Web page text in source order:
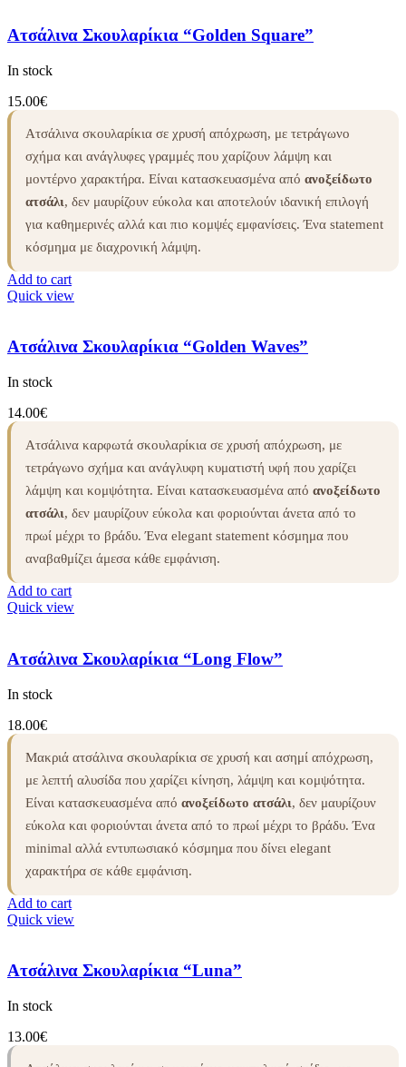
Ατσάλινα Σκουλαρίκια “Golden Square”
In stock
15.00€
Ατσάλινα σκουλαρίκια σε χρυσή απόχρωση, με τετράγωνο
σχήμα και ανάγλυφες γραμμές που χαρίζουν λάμψη και
μοντέρνο χαρακτήρα. Είναι κατασκευασμένα από ανοξείδωτο
ατσάλι, δεν μαυρίζουν εύκολα και αποτελούν ιδανική επιλογή
για καθημερινές αλλά και πιο κομψές εμφανίσεις. Ένα statement
κόσμημα με διαχρονική λάμψη.
Add to cart
Quick view
Ατσάλινα Σκουλαρίκια “Golden Waves”
In stock
14.00€
Ατσάλινα καρφωτά σκουλαρίκια σε χρυσή απόχρωση, με
τετράγωνο σχήμα και ανάγλυφη κυματιστή υφή που χαρίζει
λάμψη και κομψότητα. Είναι κατασκευασμένα από ανοξείδωτο
ατσάλι, δεν μαυρίζουν εύκολα και φοριούνται άνετα από το
πρωί μέχρι το βράδυ. Ένα elegant statement κόσμημα που
αναβαθμίζει άμεσα κάθε εμφάνιση.
Add to cart
Quick view
Ατσάλινα Σκουλαρίκια “Long Flow”
In stock
18.00€
Μακριά ατσάλινα σκουλαρίκια σε χρυσή και ασημί απόχρωση,
με λεπτή αλυσίδα που χαρίζει κίνηση, λάμψη και κομψότητα.
Είναι κατασκευασμένα από ανοξείδωτο ατσάλι, δεν μαυρίζουν
εύκολα και φοριούνται άνετα από το πρωί μέχρι το βράδυ. Ένα
minimal αλλά εντυπωσιακό κόσμημα που δίνει elegant
χαρακτήρα σε κάθε εμφάνιση.
Add to cart
Quick view
Ατσάλινα Σκουλαρίκια “Luna”
In stock
13.00€